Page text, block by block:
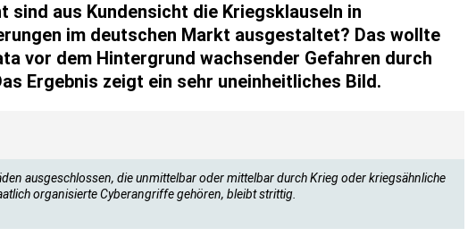
sind aus Kundensicht die Kriegsklauseln in
im deutschen Markt ausgestaltet? Das wollte
vor dem Hintergrund wachsender Gefahren durch
Ergebnis zeigt ein sehr uneinheitliches Bild.
ausgeschlossen, die unmittelbar oder mittelbar durch Krieg oder kriegsähnliche
organisierte Cyberangriffe gehören, bleibt strittig.